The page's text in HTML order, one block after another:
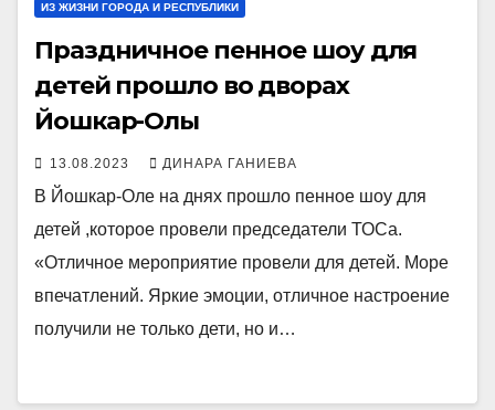
ИЗ ЖИЗНИ ГОРОДА И РЕСПУБЛИКИ
Праздничное пенное шоу для
детей прошло во дворах
Йошкар-Олы
13.08.2023 ДИНАРА ГАНИЕВА
В Йошкар-Оле на днях прошло пенное шоу для
детей ,которое провели председатели ТОСа.
«Отличное мероприятие провели для детей. Море
впечатлений. Яркие эмоции, отличное настроение
получили не только дети, но и…